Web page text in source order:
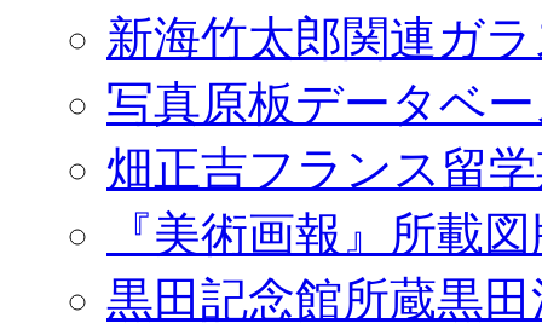
新海竹太郎関連ガ
写真原板データベ
畑正吉フランス留
『美術画報』所載
黒田記念館所蔵黒